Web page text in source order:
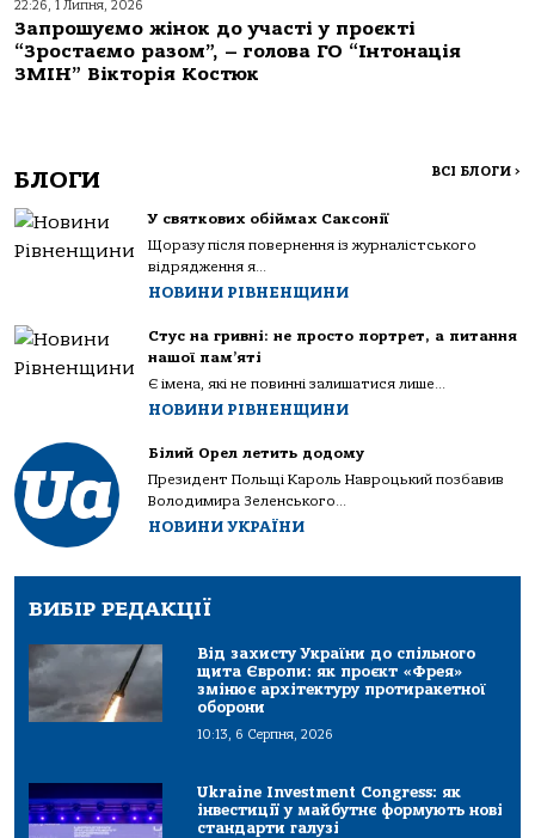
22:26, 1 Липня, 2026
Запрошуємо жінок до участі у проєкті
“Зростаємо разом”, – голова ГО “Інтонація
ЗМІН” Вікторія Костюк
БЛОГИ ВСІ БЛОГИ >
У святкових обіймах Саксонії
Щоразу після повернення із журналістського
відрядження я...
НОВИНИ РІВНЕНЩИНИ
Стус на гривні: не просто портрет, а питання
нашої пам’яті
Є імена, які не повинні залишатися лише...
НОВИНИ РІВНЕНЩИНИ
Білий Орел летить додому
Президент Польщі Кароль Навроцький позбавив
Володимира Зеленського...
НОВИНИ УКРАЇНИ
ВИБІР РЕДАКЦІЇ
Від захисту України до спільного
щита Європи: як проєкт «Фрея»
змінює архітектуру протиракетної
оборони
10:13, 6 Серпня, 2026
Ukraine Investment Congress: як
інвестиції у майбутнє формують нові
стандарти галузі